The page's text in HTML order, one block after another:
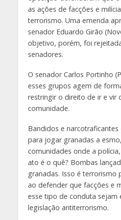
as ações de facções e
terrorismo. Uma emenda
senador Eduardo Girão
objetivo, porém, foi
senadores.
O senador Carlos Portinho
esses grupos agem de
restringir o direito de ir e vir
comunidade.
Bandidos e
para jogar granadas a
comunidades onde a
ato é o quê? Bombas
granadas. Isso é terrorismo
ao defender que facções e
esse tipo de conduta sejam
legislação antiterrorismo.